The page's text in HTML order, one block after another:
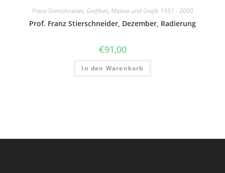
Franz Stierschneider, Grafiken, Malerei und Grafik 1951 - 2000
Prof. Franz Stierschneider, Dezember, Radierung
€91,00
In den Warenkorb